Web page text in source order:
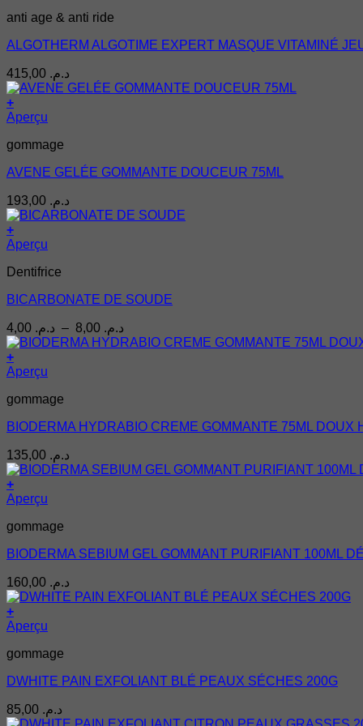
anti age & anti ride
ALGOTHERM ALGOTIME EXPERT MASQUE VITAMINÉ
د.م.
+
Aperçu
gommage
AVENE GELÉE GOMMANTE DOUCEUR 75ML
د.م.
+
Ce
a
variations.
options
peuvent
être
choisies
la
page
du
produit
Aperçu
Dentifrice
BICARBONATE DE SOUDE
د.م. – د.م.
de
+
Aperçu
gommage
BIODERMA HYDRABIO CREME GOMMANTE 75ML DOUX
د.م.
+
Aperçu
gommage
BIODERMA SEBIUM GEL GOMMANT PURIFIANT 100ML
د.م.
+
Aperçu
gommage
DWHITE PAIN EXFOLIANT BLÉ PEAUX SÉCHES 200G
د.م.